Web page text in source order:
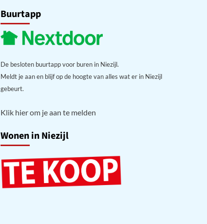
Buurtapp
De besloten buurtapp voor buren in Niezijl.
Meldt je aan en blijf op de hoogte van alles wat er in Niezijl
gebeurt.
Klik hier om je aan te melden
Wonen in Niezijl